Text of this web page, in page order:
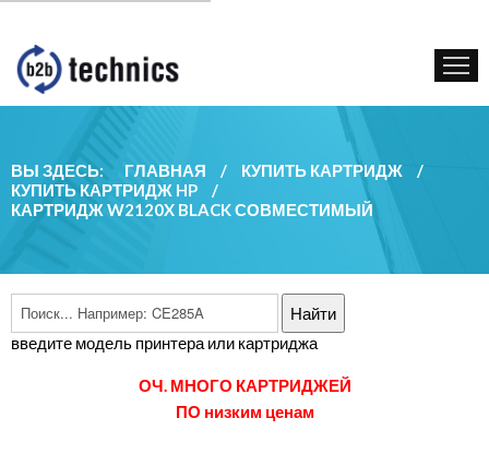
КУПИТЬ КАРТРИДЖ
ГОС. УЧРЕЖДЕНИЯМ
КОНТАКТЫ
ВЫ ЗДЕСЬ: ГЛАВНАЯ / КУПИТЬ КАРТРИДЖ
/
КУПИТЬ КАРТРИДЖ HP
/
КАРТРИДЖ W2120X BLACK СОВМЕСТИМЫЙ
введите модель принтера или картриджа
ОЧ. МНОГО КАРТРИДЖЕЙ
ПО низким ценам